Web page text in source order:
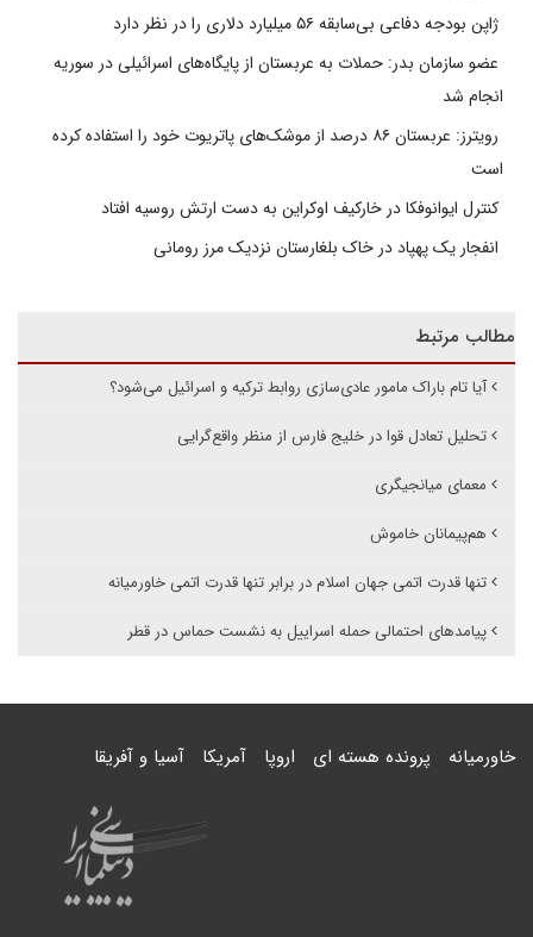
ژاپن بودجه دفاعی بی‌سابقه ۵۶ میلیارد دلاری را در نظر دارد
عضو سازمان بدر: حملات به عربستان از پایگاه‌های اسرائیلی در سوریه
انجام شد
رویترز: عربستان ۸۶ درصد از موشک‌های پاتریوت خود را استفاده کرده
است
کنترل ایوانوفکا در خارکیف اوکراین به دست ارتش روسیه افتاد
انفجار یک پهپاد در خاک بلغارستان نزدیک مرز رومانی
مطالب مرتبط
آیا تام باراک مامور عادی‌سازی روابط ترکیه و اسرائیل می‌شود؟
تحلیل تعادل قوا در خلیج فارس از منظر واقع‌گرایی
معمای میانجیگری
هم‌پیمانان خاموش
تنها قدرت اتمی جهان اسلام در برابر تنها قدرت اتمی خاورمیانه
پیامدهای احتمالی حمله اسراییل به نشست حماس در قطر
خاورمیانه پرونده هسته ای اروپا آمریکا آسیا و آفریقا